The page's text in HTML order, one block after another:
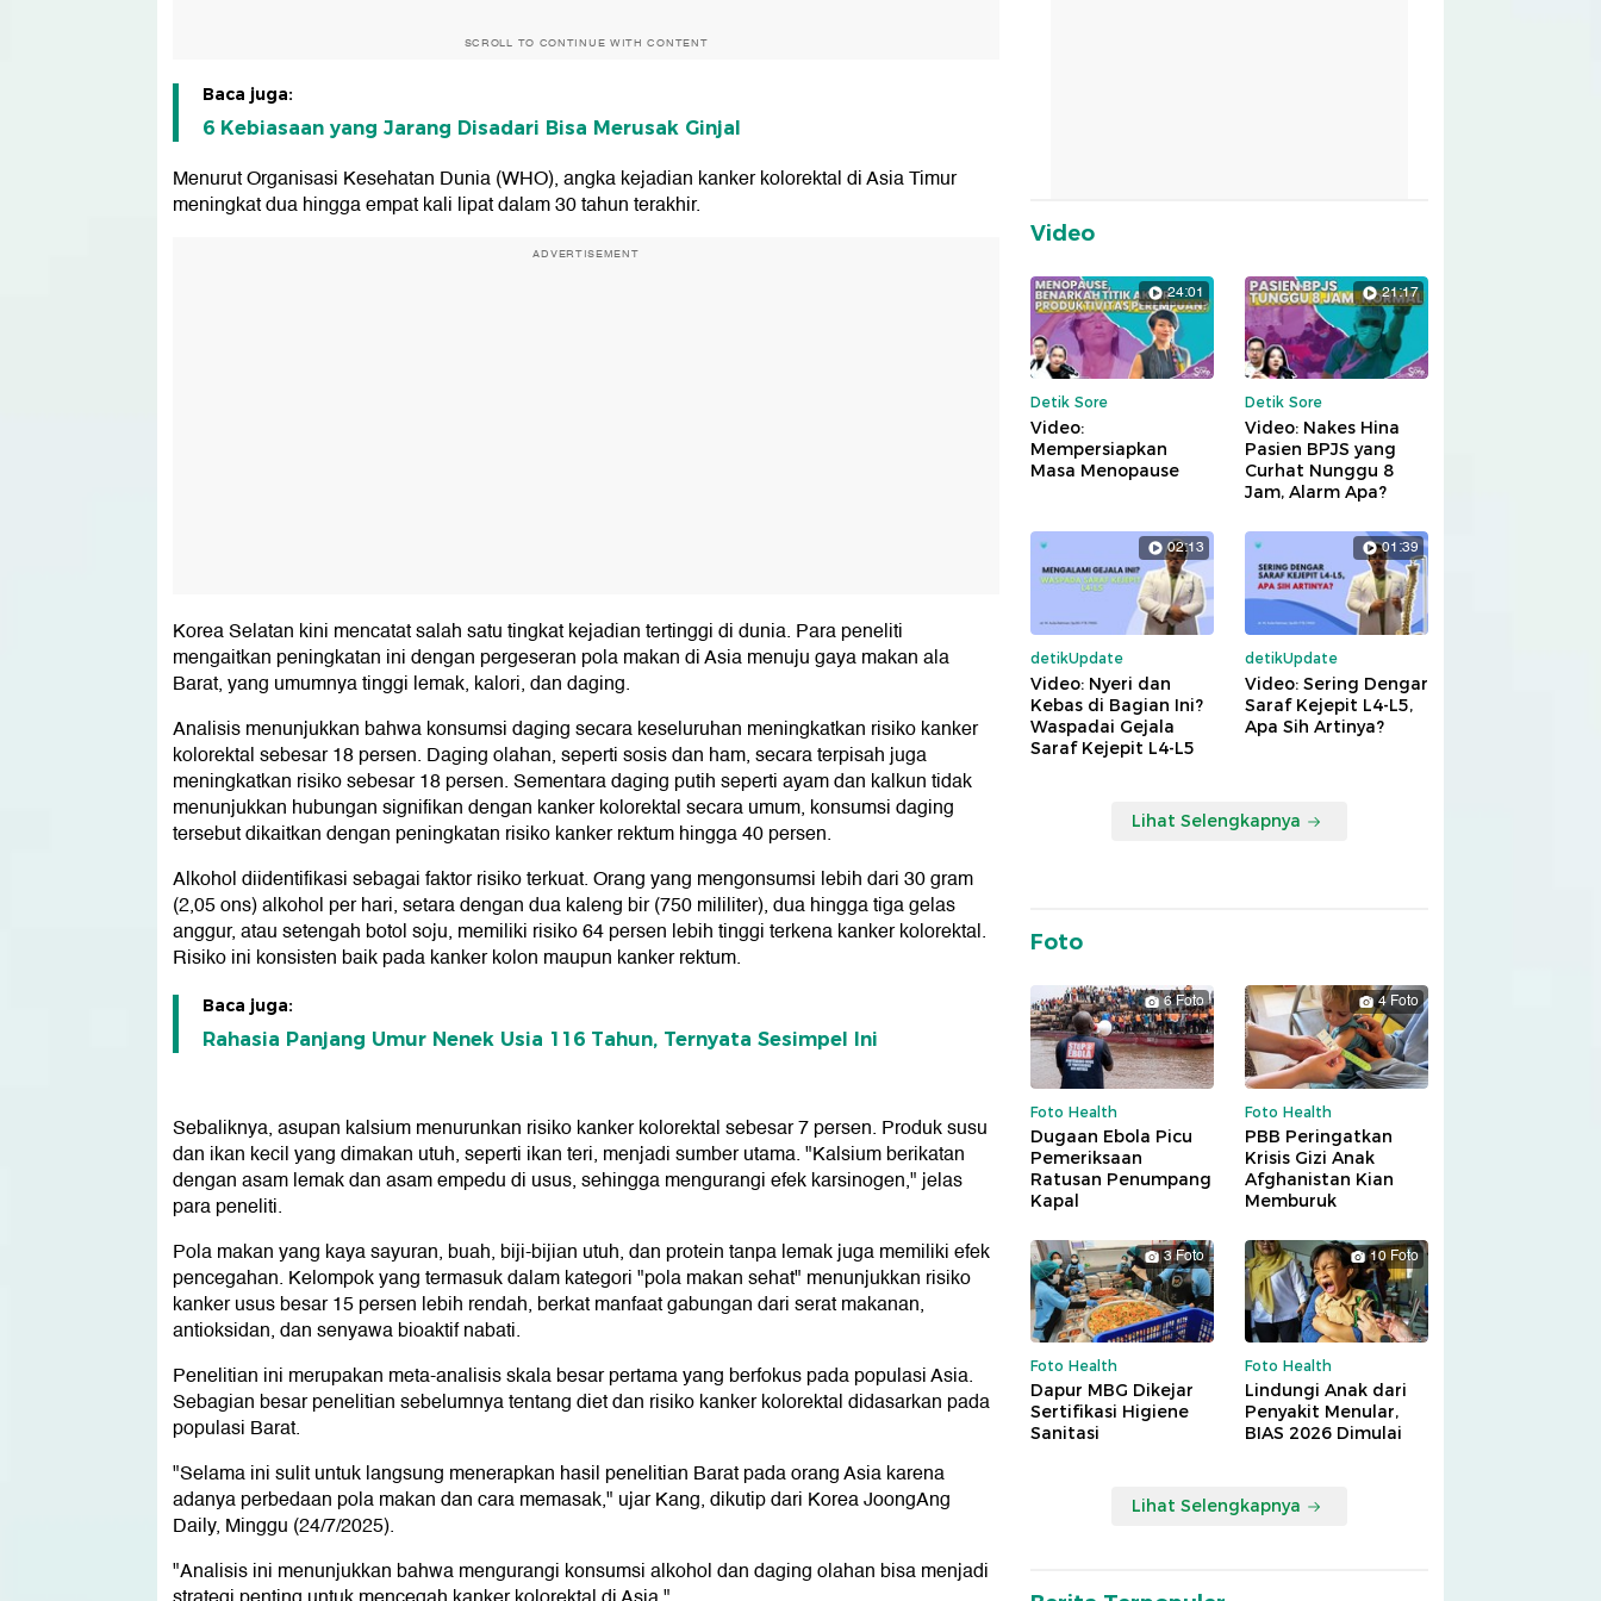
SCROLL TO CONTINUE WITH CONTENT
Baca juga:
6 Kebiasaan yang Jarang Disadari Bisa Merusak Ginjal
Menurut Organisasi Kesehatan Dunia (WHO), angka kejadian kanker kolorektal di Asia Timur
meningkat dua hingga empat kali lipat dalam 30 tahun terakhir.
ADVERTISEMENT
Korea Selatan kini mencatat salah satu tingkat kejadian tertinggi di dunia. Para peneliti
mengaitkan peningkatan ini dengan pergeseran pola makan di Asia menuju gaya makan ala
Barat, yang umumnya tinggi lemak, kalori, dan daging.
Analisis menunjukkan bahwa konsumsi daging secara keseluruhan meningkatkan risiko kanker
kolorektal sebesar 18 persen. Daging olahan, seperti sosis dan ham, secara terpisah juga
meningkatkan risiko sebesar 18 persen. Sementara daging putih seperti ayam dan kalkun tidak
menunjukkan hubungan signifikan dengan kanker kolorektal secara umum, konsumsi daging
tersebut dikaitkan dengan peningkatan risiko kanker rektum hingga 40 persen.
Alkohol diidentifikasi sebagai faktor risiko terkuat. Orang yang mengonsumsi lebih dari 30 gram
(2,05 ons) alkohol per hari, setara dengan dua kaleng bir (750 mililiter), dua hingga tiga gelas
anggur, atau setengah botol soju, memiliki risiko 64 persen lebih tinggi terkena kanker kolorektal.
Risiko ini konsisten baik pada kanker kolon maupun kanker rektum.
Baca juga:
Rahasia Panjang Umur Nenek Usia 116 Tahun, Ternyata Sesimpel Ini
Sebaliknya, asupan kalsium menurunkan risiko kanker kolorektal sebesar 7 persen. Produk susu
dan ikan kecil yang dimakan utuh, seperti ikan teri, menjadi sumber utama. "Kalsium berikatan
dengan asam lemak dan asam empedu di usus, sehingga mengurangi efek karsinogen," jelas
para peneliti.
Pola makan yang kaya sayuran, buah, biji-bijian utuh, dan protein tanpa lemak juga memiliki efek
pencegahan. Kelompok yang termasuk dalam kategori "pola makan sehat" menunjukkan risiko
kanker usus besar 15 persen lebih rendah, berkat manfaat gabungan dari serat makanan,
antioksidan, dan senyawa bioaktif nabati.
Penelitian ini merupakan meta-analisis skala besar pertama yang berfokus pada populasi Asia.
Sebagian besar penelitian sebelumnya tentang diet dan risiko kanker kolorektal didasarkan pada
populasi Barat.
"Selama ini sulit untuk langsung menerapkan hasil penelitian Barat pada orang Asia karena
adanya perbedaan pola makan dan cara memasak," ujar Kang, dikutip dari Korea JoongAng
Daily, Minggu (24/7/2025).
"Analisis ini menunjukkan bahwa mengurangi konsumsi alkohol dan daging olahan bisa menjadi
Video
24:01
Detik Sore
Video:
Mempersiapkan
Masa Menopause
21:17
Detik Sore
Video: Nakes Hina
Pasien BPJS yang
Curhat Nunggu 8
Jam, Alarm Apa?
02:13
detikUpdate
Video: Nyeri dan
Kebas di Bagian Ini?
Waspadai Gejala
Saraf Kejepit L4-L5
01:39
detikUpdate
Video: Sering Dengar
Saraf Kejepit L4-L5,
Apa Sih Artinya?
Lihat Selengkapnya
Foto
6 Foto
Foto Health
Dugaan Ebola Picu
Pemeriksaan
Ratusan Penumpang
Kapal
4 Foto
Foto Health
PBB Peringatkan
Krisis Gizi Anak
Afghanistan Kian
Memburuk
3 Foto
Foto Health
Dapur MBG Dikejar
Sertifikasi Higiene
Sanitasi
10 Foto
Foto Health
Lindungi Anak dari
Penyakit Menular,
BIAS 2026 Dimulai
Lihat Selengkapnya